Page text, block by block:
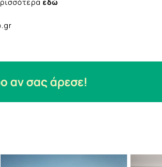
εδώ
αν σας άρεσε!